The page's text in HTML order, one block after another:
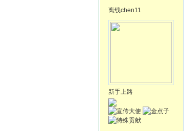
离线chen11
新手上路